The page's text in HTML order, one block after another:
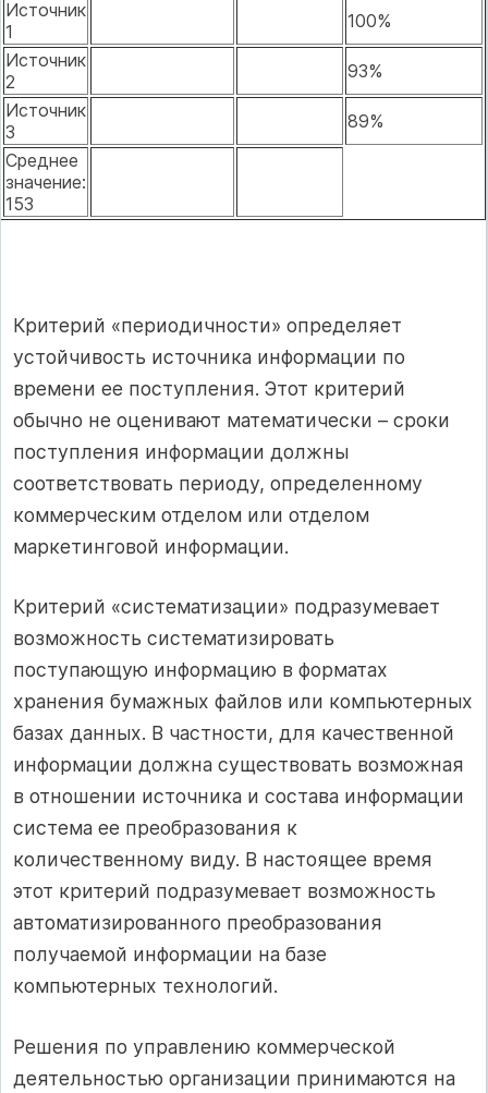
Источник
1
100%
Источник
2
93%
Источник
3
89%
Среднее
значение:
153
Критерий «периодичности» определяет
устойчивость источника информации по
времени ее поступления. Этот критерий
обычно не оценивают математически – сроки
поступления информации должны
соответствовать периоду, определенному
коммерческим отделом или отделом
маркетинговой информации.
Критерий «систематизации» подразумевает
возможность систематизировать
поступающую информацию в форматах
хранения бумажных файлов или компьютерных
базах данных. В частности, для качественной
информации должна существовать возможная
в отношении источника и состава информации
система ее преобразования к
количественному виду. В настоящее время
этот критерий подразумевает возможность
автоматизированного преобразования
получаемой информации на базе
компьютерных технологий.
Решения по управлению коммерческой
деятельностью организации принимаются на